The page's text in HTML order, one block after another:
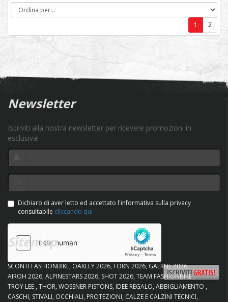
1 2
Newsletter
Iscriviti alla nostra newsletter per ricevere promozioni in
esclusiva!
Dichiaro di aver letto ed accettato l'informativa sulla privacy
consultabile cliccando qui
Sitemap
SCONTI FASHIONBIKE OAKLEY 2026 FORN 2026 GAERNE 2026
AIROH 2026 ALPINESTARS 2026 SHOT 2026 TEAM FASHIONBIKE
TROY LEE THOR WOSSNER PISTONS IDEE REGALO ABBIGLIAMENTO
CASCHI STIVALI OCCHIALI PROTEZIONI CALZE E CALZINI TECNICI